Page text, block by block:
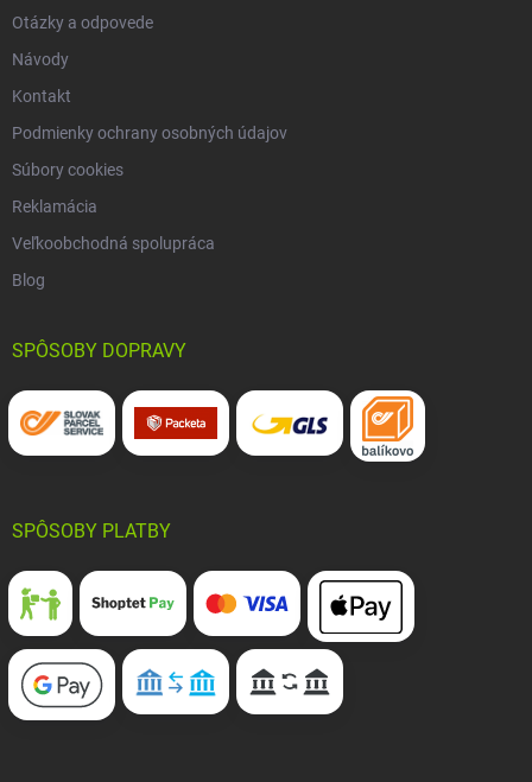
Otázky a odpovede
Návody
Kontakt
Podmienky ochrany osobných údajov
Súbory cookies
Reklamácia
Veľkoobchodná spolupráca
Blog
SPÔSOBY DOPRAVY
SPÔSOBY PLATBY